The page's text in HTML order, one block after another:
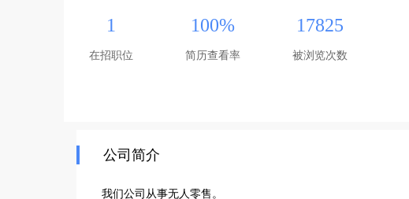
1
在招职位
100%
简历查看率
17825
被浏览次数
公司简介
我们公司从事无人零售。